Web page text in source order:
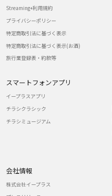
Streaming+利用規約
プライバシーポリシー
特定商取引法に基づく表示
特定商取引法に基づく表示(お酒)
旅行業登録表・約款等
スマートフォンアプリ
イープラスアプリ
チラシクラシック
チラシミュージアム
会社情報
株式会社イープラス